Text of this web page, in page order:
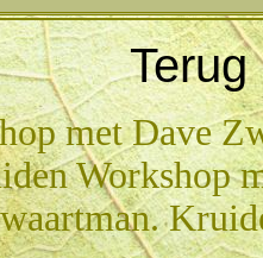
met Dave
Workshop